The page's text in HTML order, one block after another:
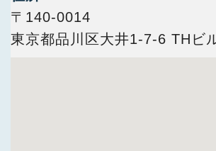
今すぐ会員登録
〒140-0014
東京都品川区大井1-7-6 THビ